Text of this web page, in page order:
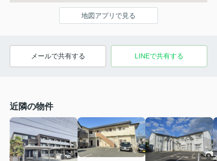
地図アプリで見る
メールで共有する LINEで共有する
近隣の物件